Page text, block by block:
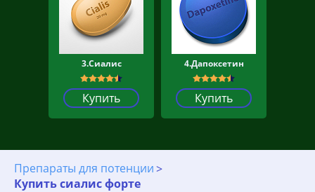
3.Сиалис
Купить
4.Дапоксетин
Купить
Препараты для потенции
Купить сиалис форте